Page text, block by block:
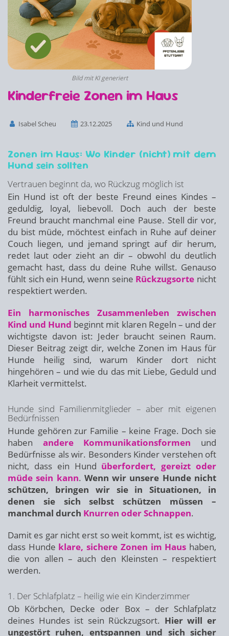
Bild mit KI generiert
Kinderfreie Zonen im Haus
Isabel Scheu 23.12.2025 Kind und Hund
Zonen im Haus: Wo Kinder (nicht) mit dem
Hund sein sollten
Vertrauen beginnt da, wo Rückzug möglich ist
Ein Hund ist oft der beste Freund eines Kindes –
geduldig, loyal, liebevoll. Doch auch der beste
Freund braucht manchmal eine Pause. Stell dir vor,
du bist müde, möchtest einfach in Ruhe auf deiner
Couch liegen, und jemand springt auf dir herum,
redet laut oder zieht an dir – obwohl du deutlich
gemacht hast, dass du deine Ruhe willst. Genauso
fühlt sich ein Hund, wenn seine Rückzugsorte nicht
respektiert werden.
Ein harmonisches Zusammenleben zwischen
Kind und Hund beginnt mit klaren Regeln – und der
wichtigste davon ist: Jeder braucht seinen Raum.
Dieser Beitrag zeigt dir, welche Zonen im Haus für
Hunde heilig sind, warum Kinder dort nicht
hingehören – und wie du das mit Liebe, Geduld und
Klarheit vermittelst.
Hunde sind Familienmitglieder – aber mit eigenen
Bedürfnissen
Hunde gehören zur Familie – keine Frage. Doch sie
haben andere Kommunikationsformen und
Bedürfnisse als wir. Besonders Kinder verstehen oft
nicht, dass ein Hund überfordert, gereizt oder
müde sein kann. Wenn wir unsere Hunde nicht
schützen, bringen wir sie in Situationen, in
denen sie sich selbst schützen müssen –
manchmal durch Knurren oder Schnappen.
Damit es gar nicht erst so weit kommt, ist es wichtig,
dass Hunde klare, sichere Zonen im Haus haben,
die von allen – auch den Kleinsten – respektiert
werden.
1. Der Schlafplatz – heilig wie ein Kinderzimmer
Ob Körbchen, Decke oder Box – der Schlafplatz
deines Hundes ist sein Rückzugsort. Hier will er
ungestört ruhen, entspannen und sich sicher